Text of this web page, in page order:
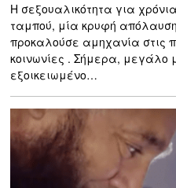
Η σεξουαλικότητα για
ταμπού, μία κρυφή
προκαλούσε αμηχανία στις
κοινωνίες . Σήμερα, μεγάλο
εξοικειωμένο…